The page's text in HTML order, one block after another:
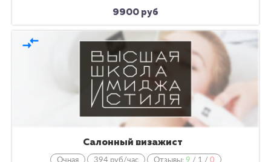
9900 руб
compare_arrows
Салонный визажист
Очная
394 руб/час Отзывы:9 / 1 /0